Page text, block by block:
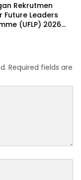
Rekrutmen
Future Leaders
(UFLP) 2026
Required fields are